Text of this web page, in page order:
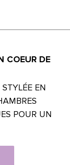
COEUR DE
EN
POUR UN